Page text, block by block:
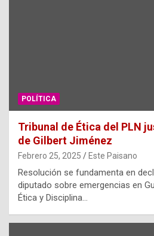
POLÍTICA
Tribunal de Ética del PLN
de Gilbert Jiménez
Febrero 25, 2025 Este Paisano
Resolución se fundamenta en
diputado sobre emergencias en
Ética y Disciplina…